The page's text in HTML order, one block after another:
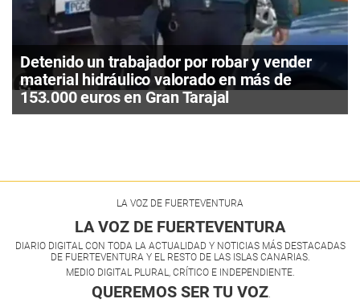
Detenido un trabajador por robar y vender
material hidráulico valorado en más de
153.000 euros en Gran Tarajal
LA VOZ DE FUERTEVENTURA
LA VOZ DE FUERTEVENTURA
DIARIO DIGITAL CON TODA LA ACTUALIDAD Y NOTICIAS MÁS DESTACADAS
DE FUERTEVENTURA Y EL RESTO DE LAS ISLAS CANARIAS.
MEDIO DIGITAL PLURAL, CRÍTICO E INDEPENDIENTE.
QUEREMOS SER TU VOZ.